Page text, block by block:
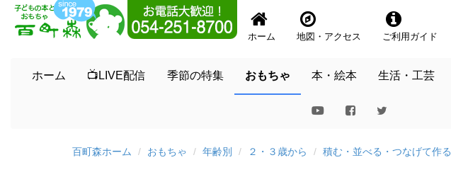
ホーム 地図・アクセス ご利用ガイド
ホーム 📺LIVE配信 季節の特集 おもちゃ 本・絵本 生活・工芸
百町森ホーム おもちゃ 年齢別 ２・３歳から 積む・並べる・つなげて作る